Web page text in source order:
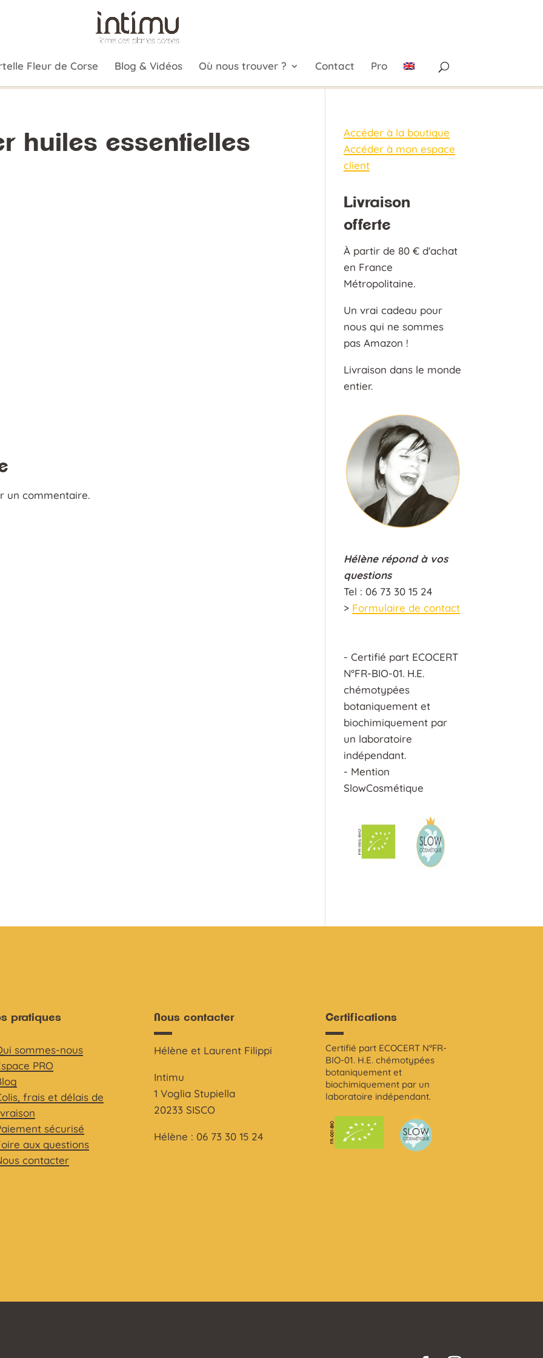
Fleur de Corse Blog & Vidéos Où nous trouver ? Contact Pro
huiles essentielles
un commentaire.
Accéder à la boutique
Accéder à mon espace
client
Livraison
offerte
À partir de 80 € d'achat
en France
Métropolitaine.
Un vrai cadeau pour
nous qui ne sommes
pas Amazon !
Livraison dans le monde
entier.
Hélène répond à vos
questions
Tel : 06 73 30 15 24
> Formulaire de contact
- Certifié part ECOCERT
N°FR-BIO-01. H.E.
chémotypées
botaniquement et
biochimiquement par
un laboratoire
indépendant.
- Mention
SlowCosmétique
pratiques
sommes-nous
PRO
frais et délais de
sécurisé
aux questions
contacter
Nous contacter
Hélène et Laurent Filippi
Intimu
1 Voglia Stupiella
20233 SISCO
Hélène : 06 73 30 15 24
Certifications
Certifié part ECOCERT N°FR-
BIO-01. H.E. chémotypées
botaniquement et
biochimiquement par un
laboratoire indépendant.